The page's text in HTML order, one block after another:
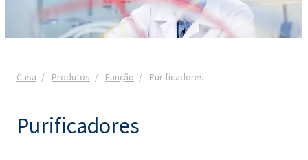
Casa Produtos Função Purificadores
Purificadores